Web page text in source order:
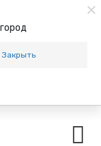
Закрыть